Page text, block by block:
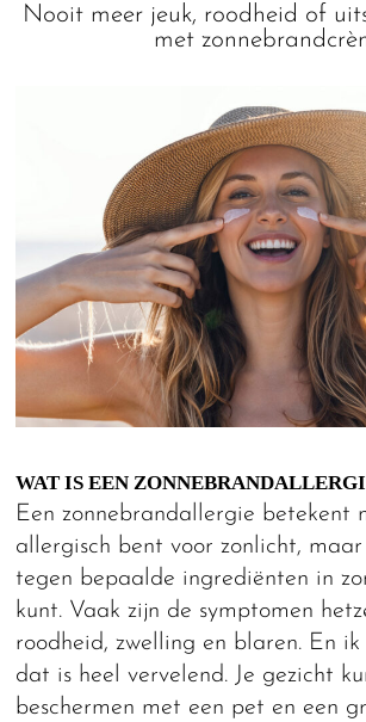
Nooit meer jeuk, roodheid of
met
WAT IS EEN
Een zonnebrandallergie betekent
allergisch bent voor zonlicht,
tegen bepaalde ingrediënten in
kunt. Vaak zijn de symptomen
roodheid, zwelling en blaren. En
dat is heel vervelend. Je gezicht
beschermen met een pet en een